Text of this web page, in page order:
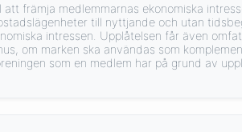
att främja medlemmarnas ekonomiska
till nyttjande och utan
intressen. Upplåtelsen får även
om marken ska användas som
som en medlem har på grund av